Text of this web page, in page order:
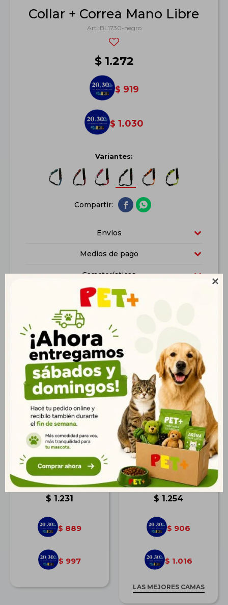

Collar + Correa Mano Libre
BL1730-negro
$ 1.272
$ 919
$ 1.030
Variantes:
 
Envíos
Medios de pago
Características
Productos que te pueden interesar
Pretal + Correa H
Summer Elástica
$ 1.231
$ 889
$ 997
Cama Casita Oruga
38*42*33 cm
$ 1.254
$ 906
$ 1.016
LAS MEJORES CAMAS